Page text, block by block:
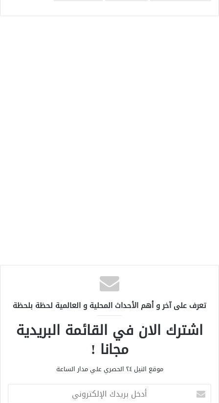
تعرف على آخر و أهم الأحداث المحلية و العالمية لحظة بلحظة
اشترك الان في القائمة البريدية
مجانا !
موقع النيل ٢٤ الحصري علي مدار الساعة